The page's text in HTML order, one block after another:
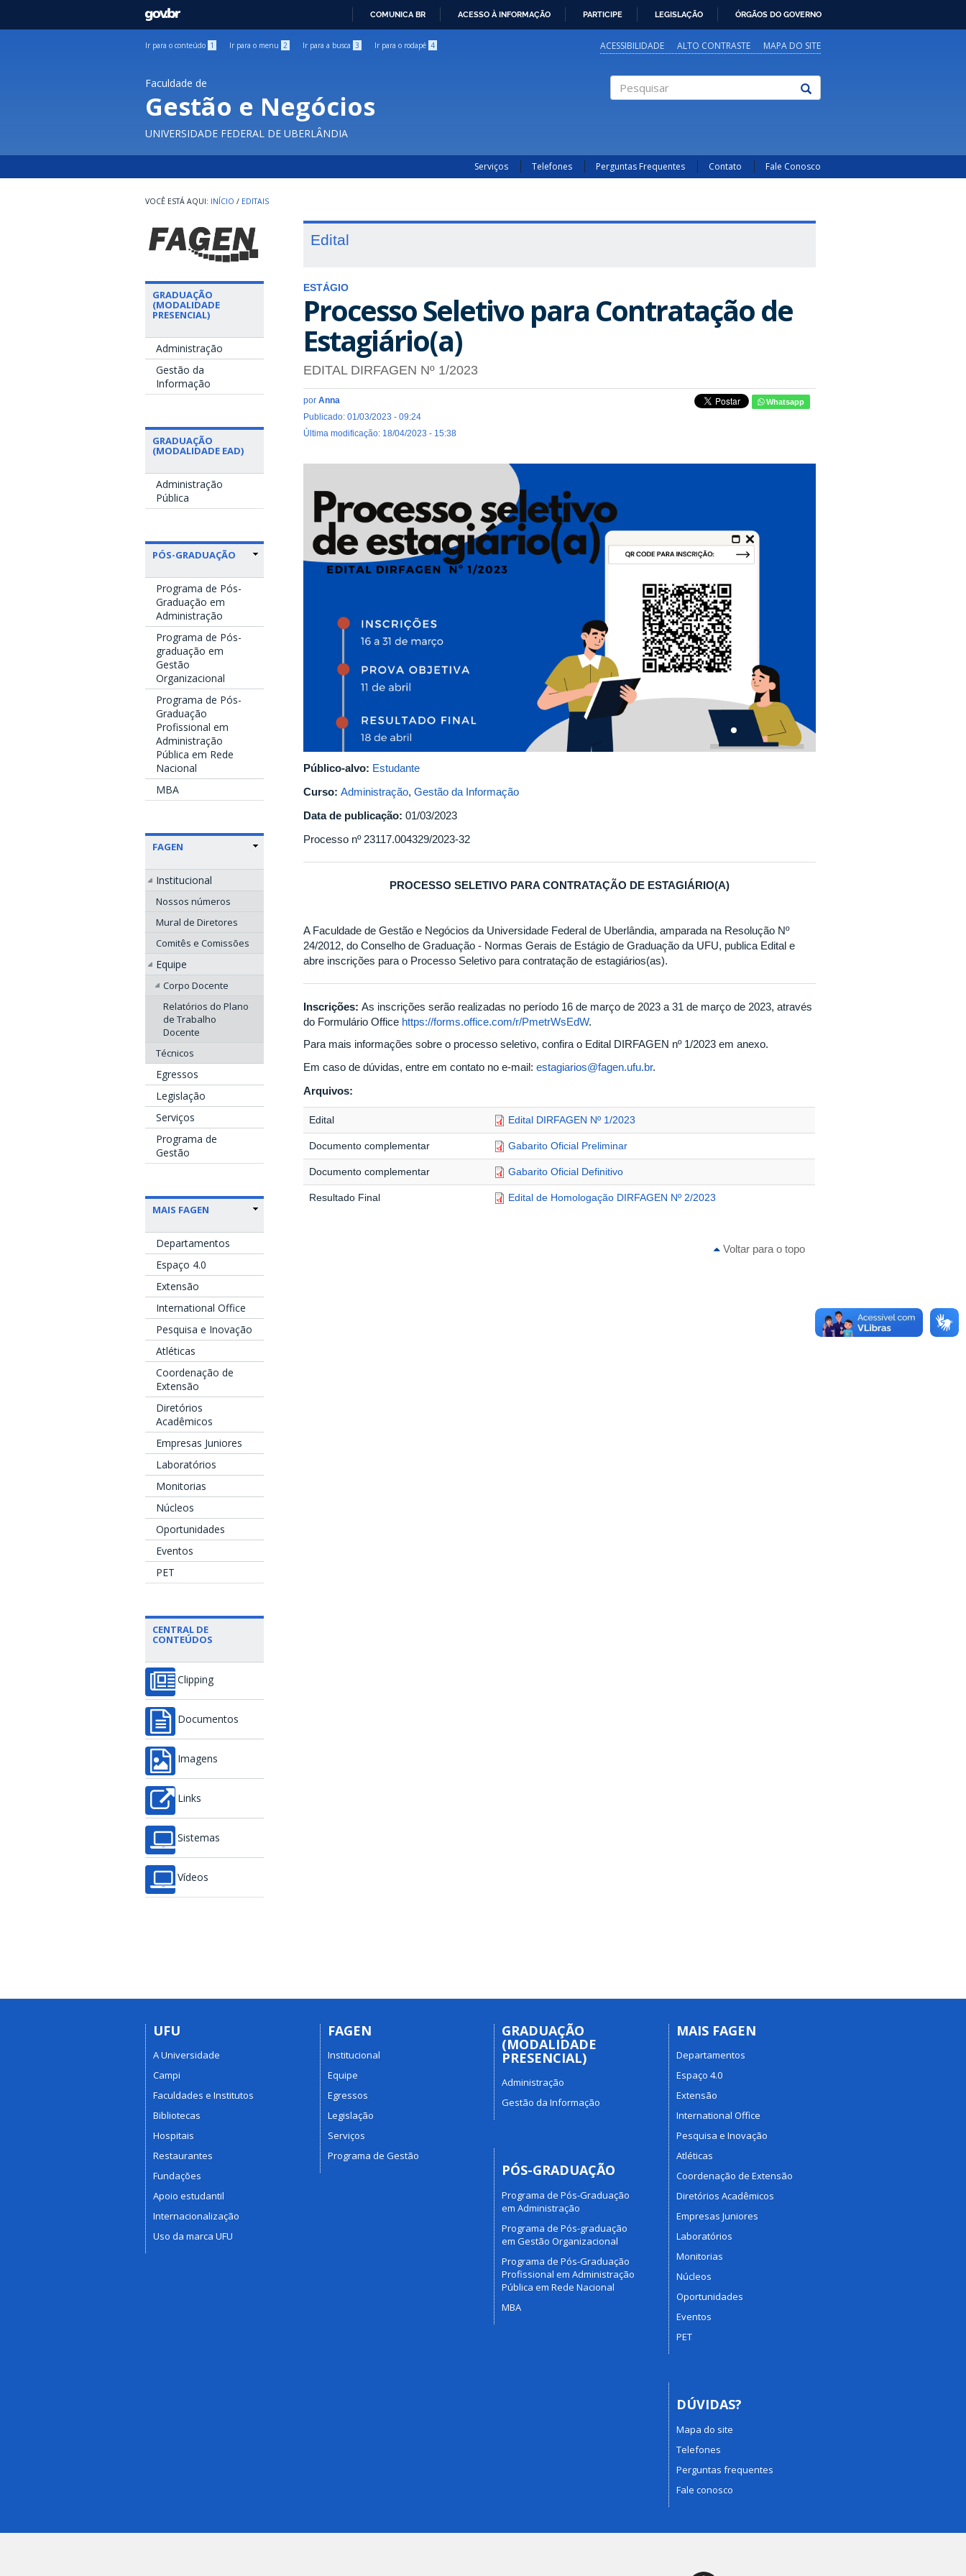
GOVBR
COMUNICA BR ACESSO À INFORMAÇÃO PARTICIPE LEGISLAÇÃO ÓRGÃOS DO GOVERNO
Ir para o conteúdo 1 Ir para o menu 2 Ir para a busca 3 Ir para o rodapé 4 ACESSIBILIDADE ALTO CONTRASTE MAPA DO SITE
Faculdade de
Gestão e Negócios
UNIVERSIDADE FEDERAL DE UBERLÂNDIA
Serviços Telefones Perguntas Frequentes Contato Fale Conosco
INÍCIO / EDITAIS
GRADUAÇÃO
(MODALIDADE
PRESENCIAL)
Administração
Gestão da
Informação
GRADUAÇÃO
(MODALIDADE EAD)
Administração
Pública
PÓS-GRADUAÇÃO
Programa de Pós-
Graduação em
Administração
Programa de Pós-
graduação em
Gestão
Organizacional
Programa de Pós-
Graduação
Profissional em
Administração
Pública em Rede
Nacional
MBA
FAGEN
Institucional
Nossos números
Mural de Diretores
Comitês e Comissões
Equipe
Corpo Docente
Relatórios do Plano
de Trabalho
Docente
Técnicos
Egressos
Legislação
Serviços
Programa de
Gestão
MAIS FAGEN
Departamentos
Espaço 4.0
Extensão
International Office
Pesquisa e Inovação
Atléticas
Coordenação de
Extensão
Diretórios
Acadêmicos
Empresas Juniores
Laboratórios
Monitorias
Núcleos
Oportunidades
Eventos
PET
CENTRAL DE
CONTEÚDOS
Clipping
Documentos
Imagens
Links
Sistemas
Vídeos
Edital
ESTÁGIO
Processo Seletivo para Contratação de
Estagiário(a)
EDITAL DIRFAGEN Nº 1/2023
por Anna
Publicado: 01/03/2023 - 09:24
Última modificação: 18/04/2023 - 15:38
Whatsapp
divulgacao_do_edital_2.png
Público-alvo: Estudante
Curso: Administração, Gestão da Informação
Data de publicação: 01/03/2023
Processo nº 23117.004329/2023-32
PROCESSO SELETIVO PARA CONTRATAÇÃO DE ESTAGIÁRIO(A)
A Faculdade de Gestão e Negócios da Universidade Federal de Uberlândia, amparada na Resolução Nº
24/2012, do Conselho de Graduação - Normas Gerais de Estágio de Graduação da UFU, publica Edital e
abre inscrições para o Processo Seletivo para contratação de estagiários(as).
Inscrições: As inscrições serão realizadas no período 16 de março de 2023 a 31 de março de 2023, através
do Formulário Office https://forms.office.com/r/PmetrWsEdW.
Para mais informações sobre o processo seletivo, confira o Edital DIRFAGEN nº 1/2023 em anexo.
Em caso de dúvidas, entre em contato no e-mail: estagiarios@fagen.ufu.br.
Arquivos:
Edital Edital DIRFAGEN Nº 1/2023
Documento complementar Gabarito Oficial Preliminar
Documento complementar Gabarito Oficial Definitivo
Resultado Final Edital de Homologação DIRFAGEN Nº 2/2023
Voltar para o topo
UFU
A Universidade
Campi
Faculdades e Institutos
Bibliotecas
Hospitais
Restaurantes
Fundações
Apoio estudantil
Internacionalização
Uso da marca UFU
FAGEN
Institucional
Equipe
Egressos
Legislação
Serviços
Programa de Gestão
GRADUAÇÃO
(MODALIDADE
PRESENCIAL)
Administração
Gestão da Informação
PÓS-GRADUAÇÃO
Programa de Pós-Graduação
em Administração
Programa de Pós-graduação
em Gestão Organizacional
Programa de Pós-Graduação
Profissional em Administração
Pública em Rede Nacional
MBA
MAIS FAGEN
Departamentos
Espaço 4.0
Extensão
International Office
Pesquisa e Inovação
Atléticas
Coordenação de Extensão
Diretórios Acadêmicos
Empresas Juniores
Laboratórios
Monitorias
Núcleos
Oportunidades
Eventos
PET
DÚVIDAS?
Mapa do site
Telefones
Perguntas frequentes
Fale conosco